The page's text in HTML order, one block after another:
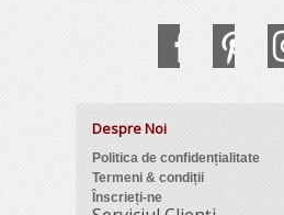
Despre Noi
Politica de confidențialitate
Termeni & condiții
Înscrieți-ne